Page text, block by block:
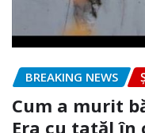
BREAKING NEWS
Cum a murit
Era cu tatăl